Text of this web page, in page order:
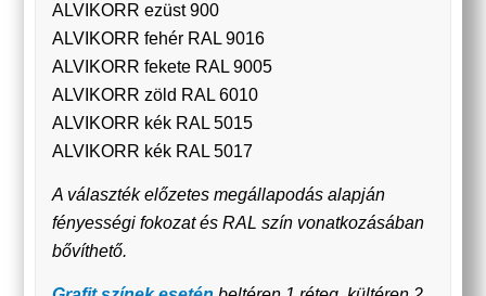
ALVIKORR ezüst 900
ALVIKORR fehér RAL 9016
ALVIKORR fekete RAL 9005
ALVIKORR zöld RAL 6010
ALVIKORR kék RAL 5015
ALVIKORR kék RAL 5017
A választék előzetes megállapodás alapján
fényességi fokozat és RAL szín vonatkozásában
bővíthető.